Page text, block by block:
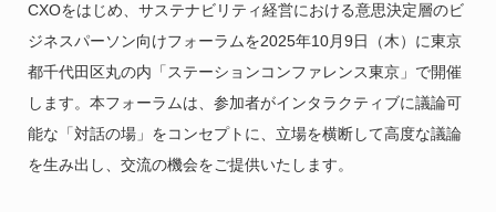
CXOをはじめ、サステナビリティ経営における意思決定層のビ
ジネスパーソン向けフォーラムを2025年10月9日（木）に東京
都千代田区丸の内「ステーションコンファレンス東京」で開催
します。本フォーラムは、参加者がインタラクティブに議論可
能な「対話の場」をコンセプトに、立場を横断して高度な議論
を生み出し、交流の機会をご提供いたします。